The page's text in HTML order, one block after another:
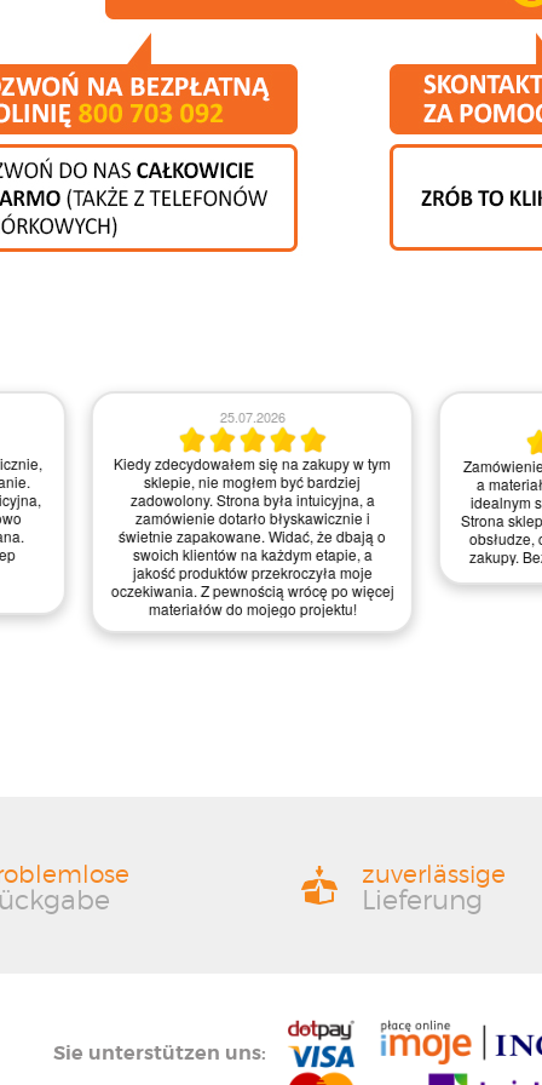
błyskawicznie,
dotarły w
świetnie zapakowane.
intuicyjna i przyjemna w
ułatwiło mi
wrócę po więcej!
Zamówienie było proste do zrealizowania,
a strona intuicyjna. Myślę, że mogliby
trochę poprawić szybkość dostawy, ale
ogólnie jestem zadowolony z jakości
materiałów i obsługi – zasługują na
mocne cztery gwiazdki!
zuverlässige
Lieferung
Sie unterstützen uns: